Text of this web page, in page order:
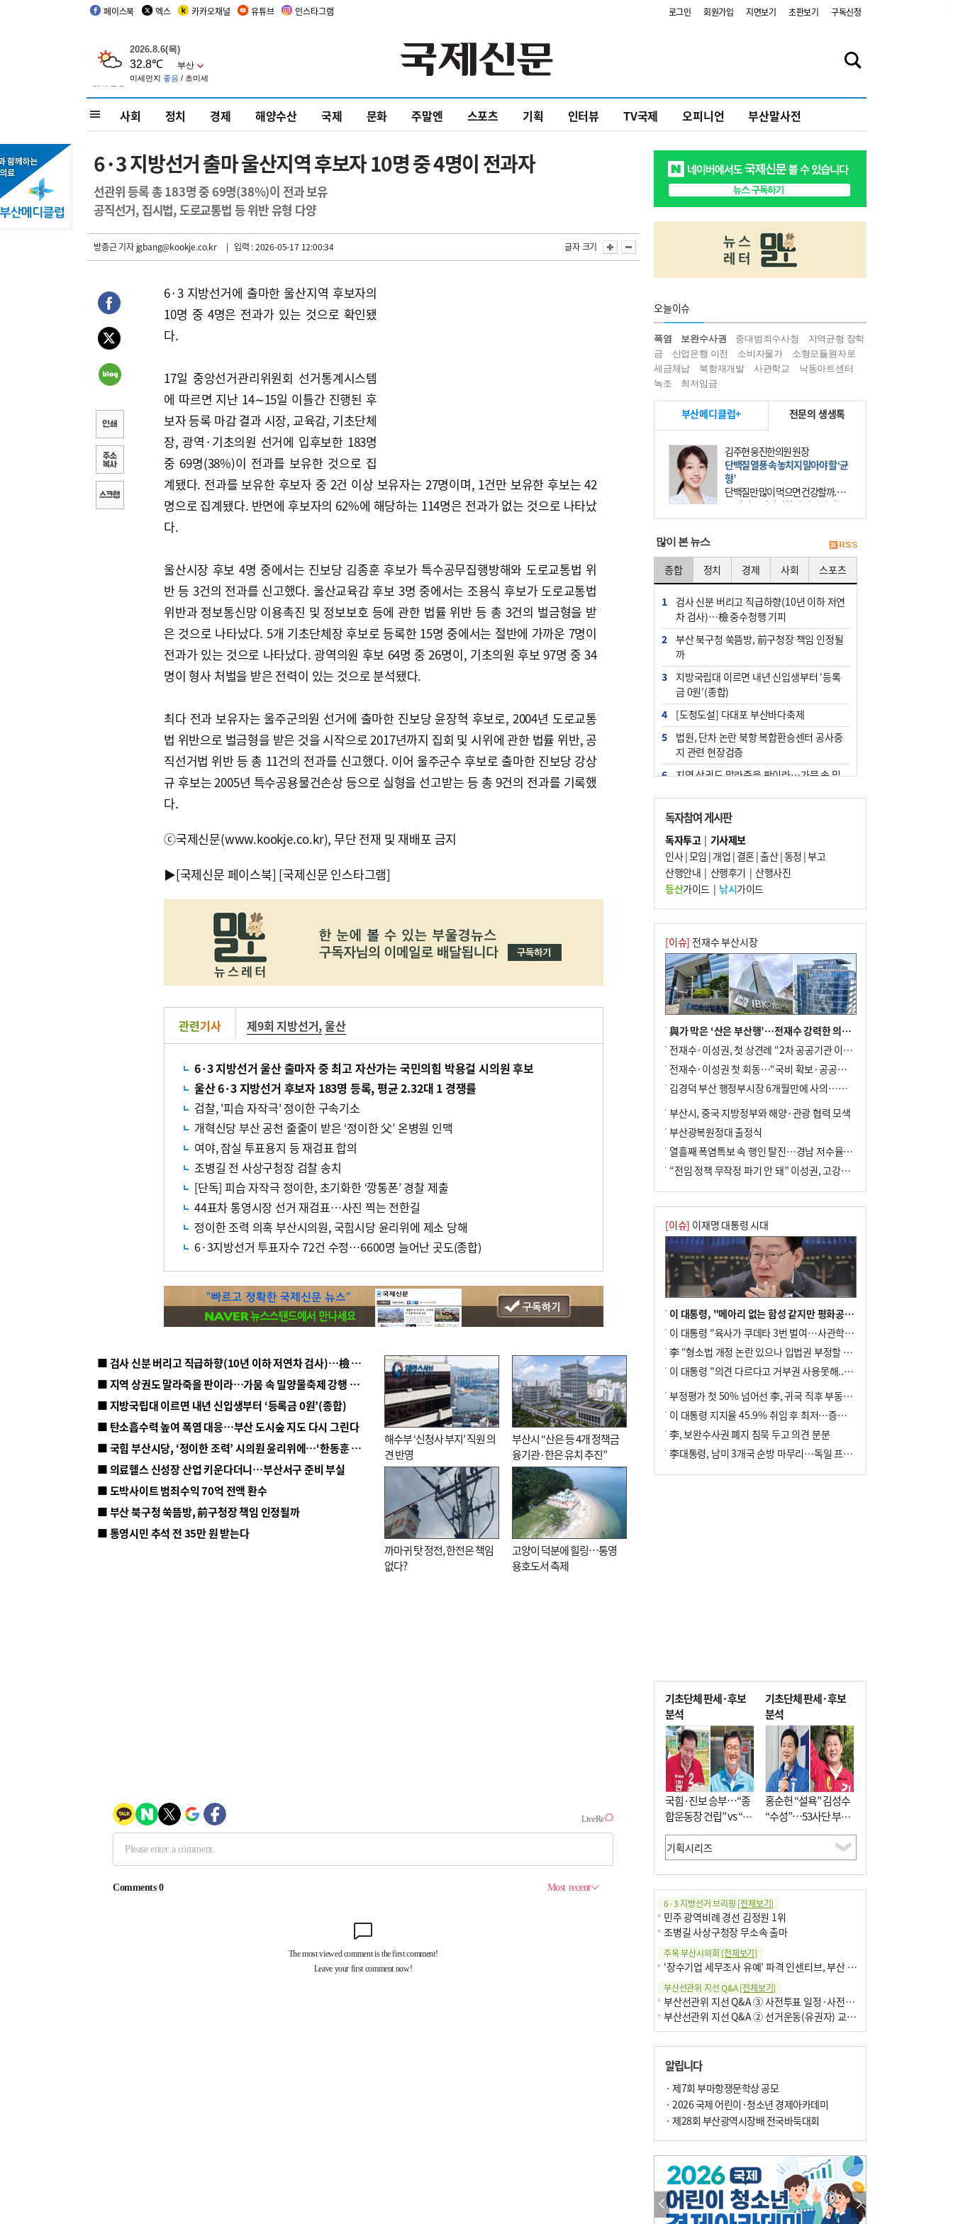
페이스북 엑스 카카오채널 유튜브 인스타그램 로그인 회원가입 지면보기 초판보기 구독신청
사회 정치 경제 해양수산 국제 문화 주말엔 스포츠 기획 인터뷰 TV국제 오피니언 부산말사전
6·3 지방선거 출마 울산지역 후보자 10명 중 4명이 전과자
선관위 등록 총 183명 중 69명(38%)이 전과 보유
공직선거, 집시법, 도로교통법 등 위반 유형 다양
방종근 기자jgbang@kookje.co.kr | 입력 : 2026-05-17 12:00:34 글자 크기
6·3 지방선거에 출마한 울산지역 후보자의
10명 중 4명은 전과가 있는 것으로 확인됐
다.
17일 중앙선거관리위원회 선거통계시스템
에 따르면 지난 14∼15일 이틀간 진행된 후
보자 등록 마감 결과 시장, 교육감, 기초단체
장, 광역·기초의원 선거에 입후보한 183명
중 69명(38%)이 전과를 보유한 것으로 집
계됐다. 전과를 보유한 후보자 중 2건 이상 보유자는 27명이며, 1건만 보유한 후보는 42
명으로 집계됐다. 반면에 후보자의 62%에 해당하는 114명은 전과가 없는 것으로 나타났
다.
울산시장 후보 4명 중에서는 진보당 김종훈 후보가 특수공무집행방해와 도로교통법 위
반 등 3건의 전과를 신고했다. 울산교육감 후보 3명 중에서는 조용식 후보가 도로교통법
위반과 정보통신망 이용촉진 및 정보보호 등에 관한 법률 위반 등 총 3건의 벌금형을 받
은 것으로 나타났다. 5개 기초단체장 후보로 등록한 15명 중에서는 절반에 가까운 7명이
전과가 있는 것으로 나타났다. 광역의원 후보 64명 중 26명이, 기초의원 후보 97명 중 34
명이 형사 처벌을 받은 전력이 있는 것으로 분석됐다.
최다 전과 보유자는 울주군의원 선거에 출마한 진보당 윤장혁 후보로, 2004년 도로교통
법 위반으로 벌금형을 받은 것을 시작으로 2017년까지 집회 및 시위에 관한 법률 위반, 공
직선거법 위반 등 총 11건의 전과를 신고했다. 이어 울주군수 후보로 출마한 진보당 강상
규 후보는 2005년 특수공용물건손상 등으로 실형을 선고받는 등 총 9건의 전과를 기록했
다.
ⓒ국제신문(www.kookje.co.kr), 무단 전재 및 재배포 금지
▶[국제신문 페이스북] [국제신문 인스타그램]
관련기사 제9회 지방선거,울산
6·3 지방선거 울산 출마자 중 최고 자산가는 국민의힘 박용걸 시의원 후보
울산 6·3 지방선거 후보자 183명 등록, 평균 2.32대 1 경쟁률
검찰, '피습 자작극' 정이한 구속기소
개혁신당 부산 공천 줄줄이 받은 ‘정이한 父’ 온병원 인맥
여야, 잠실 투표용지 등 재검표 합의
조병길 전 사상구청장 검찰 송치
[단독] 피습 자작극 정이한, 초기화한 ‘깡통폰’ 경찰 제출
44표차 통영시장 선거 재검표…사진 찍는 전한길
정이한 조력 의혹 부산시의원, 국힘시당 윤리위에 제소 당해
6·3지방선거 투표자수 72건 수정…6600명 늘어난 곳도(종합)
■ 검사 신분 버리고 직급하향(10년 이하 저연차 검사)…檢 중수청행 기피
■ 지역 상권도 말라죽을 판이라…가뭄 속 밀양물축제 강행 논란
■ 지방국립대 이르면 내년 신입생부터 ‘등록금 0원’(종합)
■ 탄소흡수력 높여 폭염 대응…부산 도시숲 지도 다시 그린다
■ 국힘 부산시당, ‘정이한 조력’ 시의원 윤리위에…‘한동훈 지지’도 신고접수
■ 의료헬스 신성장 산업 키운다더니…부산서구 준비 부실
■ 도박사이트 범죄수익 70억 전액 환수
■ 부산 북구청 쑥뜸방, 前구청장 책임 인정될까
■ 통영시민 추석 전 35만 원 받는다
해수부 ‘신청사 부지’ 직원 의
견 반영
부산시 “산은 등 4개 정책금
융기관·한은 유치 추진”
까마귀 탓 정전, 한전은 책임
없다?
고양이 덕분에 힐링…통영
용호도서 축제
오늘이슈
폭염 보완수사권 중대범죄수사청
지역균형 장학
금
산업은행 이전 소비자물가
소형모듈원자로
세금체납
북항재개발 사관학교
낙동아트센터
녹조
최저임금
부산메디클럽+ 전문의 생생톡
김주현 웅진한의원 원장
단백질 열풍 속 놓치지 말아야 할 ‘균
형’
단백질만 많이 먹으면 건강할까. 요
즘 건강을 이야기할 때 빠지지 않는
키워드가 단백질이다. 헬스장을 다니
많이 본 뉴스
종합 정치 경제 사회 스포츠
1
검사 신분 버리고 직급하향(10년 이하 저연
차 검사)…檢 중수청행 기피
2
부산 북구청 쑥뜸방, 前구청장 책임 인정될
까
3
지방국립대 이르면 내년 신입생부터 ‘등록
금 0원’(종합)
4
[도청도설] 다대포 부산바다축제
5
법원, 단차 논란 북항 복합환승센터 공사중
지 관련 현장검증
6
지역 상권도 말라죽을 판이라…가뭄 속 밀
7
통영시민 추석 전 35만 원 받는다
8
부산 철강공장 50대 노동자 추락사
9
국힘 부산시당, ‘정이한 조력’ 시의원 윤리
위에…‘한동훈 지지’도 신고접수
10 탄소흡수력 높여 폭염 대응…부산 도시숲
지도 다시 그린다
독자참여 게시판
독자투고| 기사제보
인사|모임 | 개업 | 결혼|출산|동정 |부고
산행안내 | 산행후기 | 산행사진
등산가이드| 낚시가이드
[이슈] 전재수 부산시장
與가 막은 ‘산은 부산행’…전재수 강력한 의지 표명 없인 공염불
전재수·이성권, 첫 상견례 “2차 공공기관 이전 초당 협력”(종합)
전재수·이성권 첫 회동…“국비 확보·공공기관 이전 협력”
김경덕 부산 행정부시장 6개월만에 사의…후임 인선 촉각
부산시, 중국 지방정부와 해양·관광 협력 모색
부산광복원정대 출정식
열흘째 폭염특보 속 행인 탈진…경남 저수율 평년의 절반
“전임 정책 무작정 파기 안 돼” 이성권, 고강도 ‘전재수 견제’ 예고
[이슈] 이재명 대통령 시대
이 대통령, "메아리 없는 함성 같지만 평화공존책 계속해야"
이 대통령 "육사가 쿠데타 3번 벌여…사관학교 통합 신속히 추진"
李 “형소법 개정 논란 있으나 입법권 부정할 만큼은 아냐”(종합)
이 대통령 "의견 다르다고 거부권 사용못해.. 입법권 부정할 상황이라 보기 어려워"
부정평가 첫 50% 넘어선 李, 귀국 직후 부동산·증시 점검(종합)
이 대통령 지지율 45.9% 취임 후 최저…증시 폭락·연임 개헌 논란 영향
李, 보완수사권 폐지 침묵 두고 의견 분분
李대통령, 남미 3개국 순방 마무리…독일 프랑크푸르트 향해 출발
기초단체 판세·후보
분석
국힘·진보 승부…“종
합운동장 건립” vs “출
근 공공버스 도입”
기초단체 판세·후보
분석
홍순헌 “설욕” 김성수
“수성”…53사단 부지
개발엔 한 목소리
6·3 지방선거 브리핑 [전체보기]
민주 광역비례 경선 김정원 1위
조병길 사상구청장 무소속 출마
주목 부산시의회 [전체보기]
‘장수기업 세무조사 유예’ 파격 인센티브, 부산 유출 막을까
부산선관위 지선 Q&A[전체보기]
부산선관위 지선 Q&A ③ 사전투표 일정·사전투표함 보관
부산선관위 지선 Q&A ② 선거운동(유권자) 교육감투표용지
알립니다
· 제7회 부마항쟁문학상 공모
· 2026 국제 어린이·청소년 경제아카데미
· 제28회 부산광역시장배 전국바둑대회